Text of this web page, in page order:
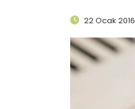
22 Ocak 2016